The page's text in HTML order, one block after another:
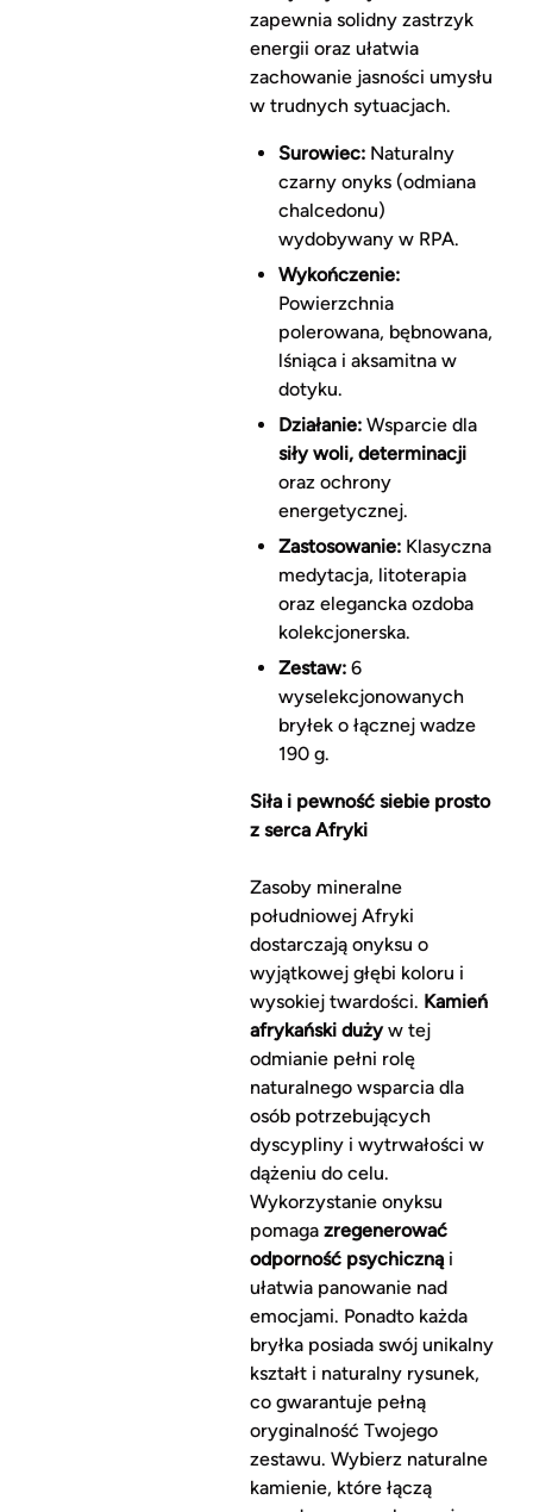
zapewnia solidny zastrzyk
energii oraz ułatwia
zachowanie jasności umysłu
w trudnych sytuacjach.
Surowiec:Naturalny
czarny onyks (odmiana
chalcedonu)
wydobywany w RPA.
Wykończenie:
Powierzchnia
polerowana, bębnowana,
lśniąca i aksamitna w
dotyku.
Działanie:Wsparcie dla
siły woli, determinacji
oraz ochrony
energetycznej.
Zastosowanie:Klasyczna
medytacja, litoterapia
oraz elegancka ozdoba
kolekcjonerska.
Zestaw:6
wyselekcjonowanych
bryłek o łącznej wadze
190 g.
Siła i pewność siebie prosto
z serca Afryki
Zasoby mineralne
południowej Afryki
dostarczają onyksu o
wyjątkowej głębi koloru i
wysokiej twardości. Kamień
afrykański dużyw tej
odmianie pełni rolę
naturalnego wsparcia dla
osób potrzebujących
dyscypliny i wytrwałości w
dążeniu do celu.
Wykorzystanie onyksu
pomaga zregenerować
odporność psychicznąi
ułatwia panowanie nad
emocjami. Ponadto każda
bryłka posiada swój unikalny
kształt i naturalny rysunek,
co gwarantuje pełną
oryginalność Twojego
zestawu. Wybierz naturalne
kamienie, które łączą